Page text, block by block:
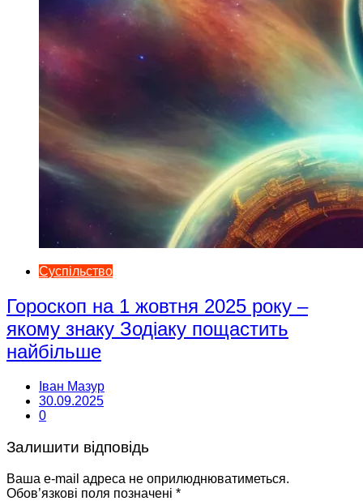
Суспільство
Гороскоп на 1 жовтня 2025 року –
якому знаку Зодіаку пощастить
найбільше
Іван Мазур
30.09.2025
0
Залишити відповідь
Ваша e-mail адреса не оприлюднюватиметься.
Обов’язкові поля позначені *